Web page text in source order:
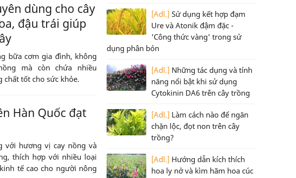
dùng cho cây
đậu trái giúp
bữa cơm gia đình, không
mà còn chứa nhiều
chất tốt cho sức khỏe.
Hàn Quốc đạt
với hương vị cay nồng và
thích hợp với nhiều loại
tế cao cho người nông
[Adl.] Sử dụng kết hợp đạm
Ure và Atonik đậm đặc -
'Công thức vàng' trong sử
dụng phân bón
[Adl.] Những tác dụng và tính
năng nổi bật khi sử dụng
Cytokinin DA6 trên cây trồng
[Adl.] Làm cách nào để ngăn
chặn lộc, đọt non trên cây
trồng?
[Adl.] Hướng dẫn kích thích
hoa ly nở và kìm hãm hoa cúc